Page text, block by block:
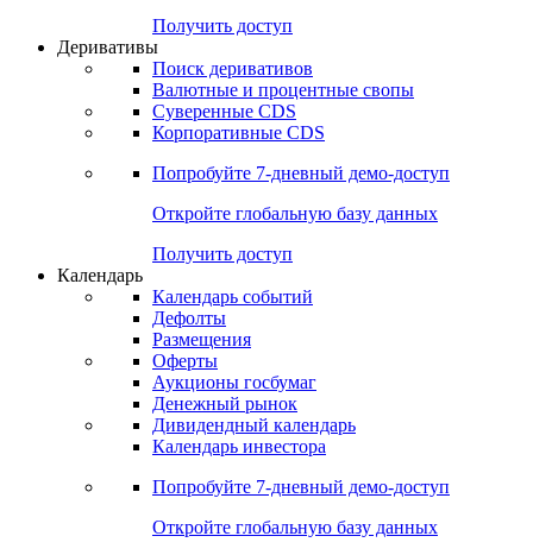
Получить доступ
Деривативы
Поиск деривативов
Валютные и процентные свопы
Суверенные CDS
Корпоративные CDS
Попробуйте 7-дневный демо-доступ
Откройте глобальную базу данных
Получить доступ
Календарь
Календарь событий
Дефолты
Размещения
Оферты
Аукционы госбумаг
Денежный рынок
Дивидендный календарь
Календарь инвестора
Попробуйте 7-дневный демо-доступ
Откройте глобальную базу данных